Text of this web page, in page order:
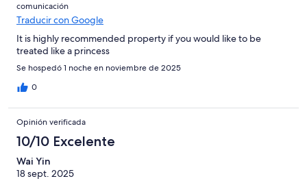
comunicación
Traducir con Google
It is highly recommended property if you would like to be
treated like a princess
Se hospedó 1 noche en noviembre de 2025
0
Opinión verificada
10/10 Excelente
Wai Yin
18 sept. 2025